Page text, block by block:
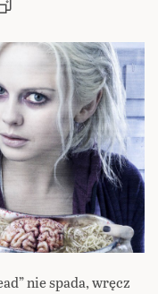
nie spada, wręcz